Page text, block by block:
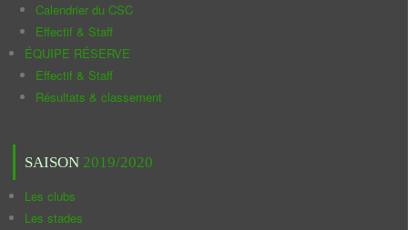
Calendrier du CSC
Effectif & Staff
ÉQUIPE RÉSERVE
Effectif & Staff
Résultats & classement
SAISON 2019/2020
Les clubs
Les stades